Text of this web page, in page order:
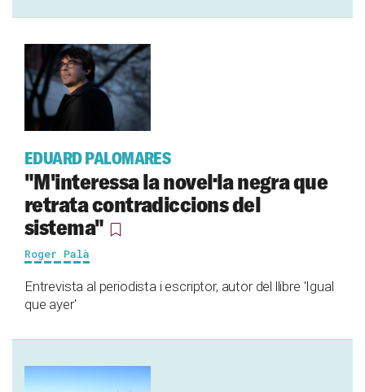
EDUARD PALOMARES
"M'interessa la novel·la negra que
retrata contradiccions del
sistema"
Roger Palà
Entrevista al periodista i escriptor, autor del llibre 'Igual
que ayer'